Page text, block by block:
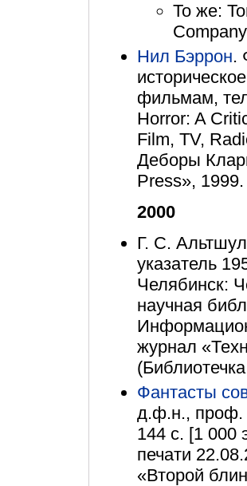
То же:
Нил Бэррон.
фильмам,
Horror: A
Film, TV,
Деборы
Press»,
2000
Г. С.
указатель
Челябинск:
научная
журнал
Фантасты
д.ф.н., проф.
144 с. [1 000
печати
«Второй